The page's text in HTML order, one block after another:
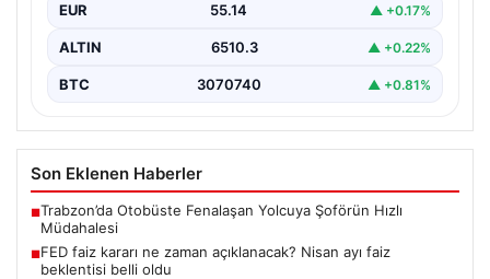
EUR 55.14 ▲ +0.17%
ALTIN 6510.3 ▲ +0.22%
BTC 3070740 ▲ +0.81%
Son Eklenen Haberler
■Trabzon’da Otobüste Fenalaşan Yolcuya Şoförün Hızlı
Müdahalesi
■FED faiz kararı ne zaman açıklanacak? Nisan ayı faiz
beklentisi belli oldu